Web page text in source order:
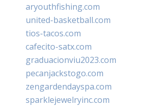
aryouthfishing.com
united-basketball.com
tios-tacos.com
cafecito-satx.com
graduacionviu2023.com
pecanjackstogo.com
zengardendayspa.com
sparklejewelryinc.com